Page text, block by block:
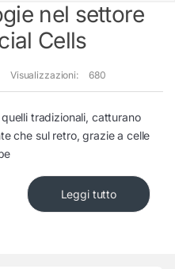
nel settore
Cells
Visualizzazioni: 680
tradizionali, catturano
che sul retro, grazie a celle
Leggi tutto